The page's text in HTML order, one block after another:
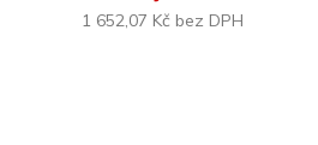
1 652,07 Kč bez DPH